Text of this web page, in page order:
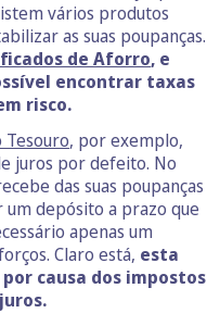
vários produtos
as suas poupanças.
de Aforro, e
encontrar taxas
risco.
Tesouro, por exemplo,
juros por defeito. No
das suas poupanças
depósito a prazo que
apenas um
Claro está, esta
causa dos impostos